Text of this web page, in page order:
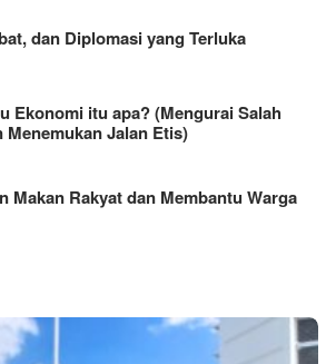
dan Diplomasi yang Terluka
Ekonomi itu apa? (Mengurai Salah
Menemukan Jalan Etis)
Makan Rakyat dan Membantu Warga